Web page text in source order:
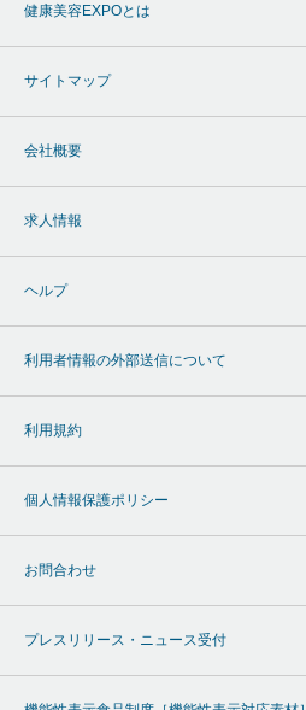
健康美容EXPOとは
サイトマップ
会社概要
求人情報
ヘルプ
利用者情報の外部送信について
利用規約
個人情報保護ポリシー
お問合わせ
プレスリリース・ニュース受付